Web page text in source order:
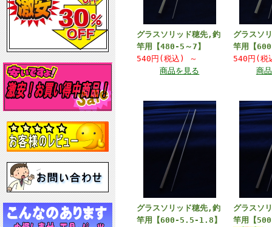
グラスソリッド穂先,釣
竿用【480-5～7】
540円(税込)
～
商品を見る
グラスソ
竿用【
540円(
商
グラスソリッド穂先,釣
竿用【600-5.5-1.8】
グラスソ
竿用【